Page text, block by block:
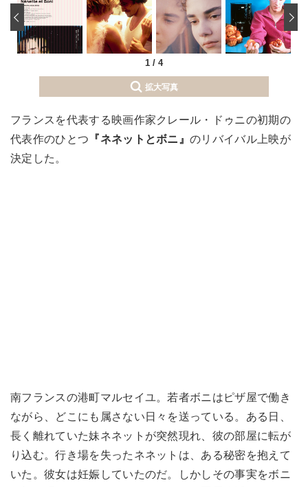
1 / 4
‹
拡大写真
フランスを代表する映画作家クレール・ドゥニの初期の
代表作のひとつ 『ネネットとボニ』のリバイバル上映が
決定した。
南フランスの港町マルセイユ。若者ボニはピザ屋で働き
ながら、どこにも属さない日々を送っている。ある日、
長く離れていた妹ネネットが突然現れ、彼の部屋に転が
り込む。行き場を失ったネネットは、ある秘密を抱えて
いた。彼女は妊娠していたのだ。しかしその事実をボニ